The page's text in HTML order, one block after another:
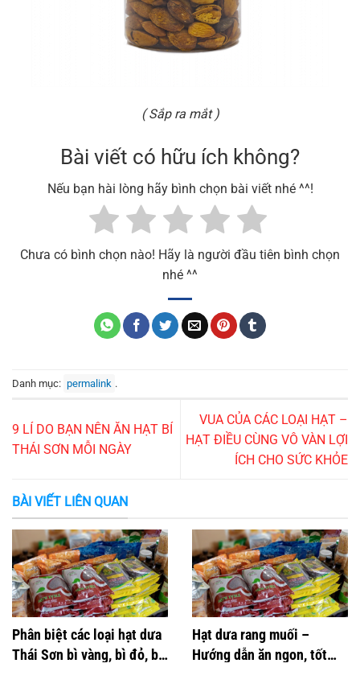
( Sắp ra mắt )
Bài viết có hữu ích không?
Nếu bạn hài lòng hãy bình chọn bài viết nhé ^^!
Chưa có bình chọn nào! Hãy là người đầu tiên bình chọn
nhé ^^
Danh mục: permalink .
9 LÍ DO BẠN NÊN ĂN HẠT BÍ
THÁI SƠN MỖI NGÀY
VUA CỦA CÁC LOẠI HẠT –
HẠT ĐIỀU CÙNG VÔ VÀN LỢI
ÍCH CHO SỨC KHỎE
BÀI VIẾT LIÊN QUAN
Phân biệt các loại hạt dưa
Thái Sơn bì vàng, bì đỏ, bì
Hạt dưa rang muối –
Hướng dẫn ăn ngon, tốt